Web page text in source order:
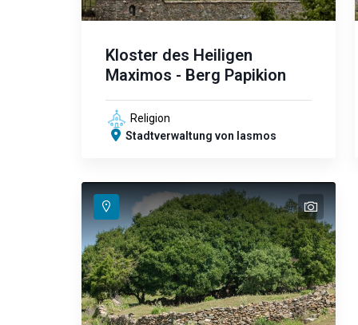
Kloster des Heiligen
Maximos - Berg Papikion
Religion
Stadtverwaltung von Iasmos
text